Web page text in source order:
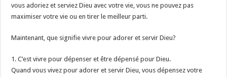
vous adoriez et serviez Dieu avec votre vie, vous ne pouvez pas
maximiser votre vie ou en tirer le meilleur parti.
Maintenant, que signifie vivre pour adorer et servir Dieu?
1. C’est vivre pour dépenser et être dépensé pour Dieu.
Quand vous vivez pour adorer et servir Dieu, vous dépensez votre